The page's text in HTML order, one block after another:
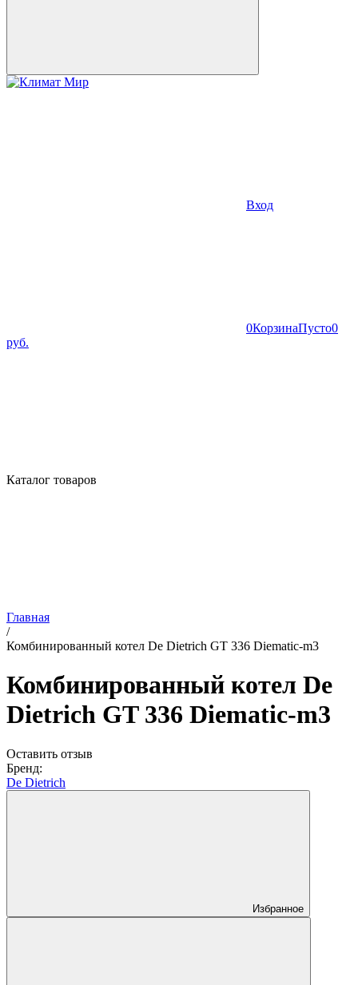
Вход
0КорзинаПусто0
руб.
Каталог товаров
Главная
/
Комбинированный котел De Dietrich GT 336 Diematic-m3
Комбинированный котел De
Dietrich GT 336 Diematic-m3
Оставить отзыв
Бренд:
De Dietrich
Избранное